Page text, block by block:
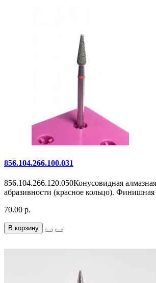
856.104.266.100.031
856.104.266.120.050Конусовидная
абразивности (красное кольцо).
70.00 р.
В корзину